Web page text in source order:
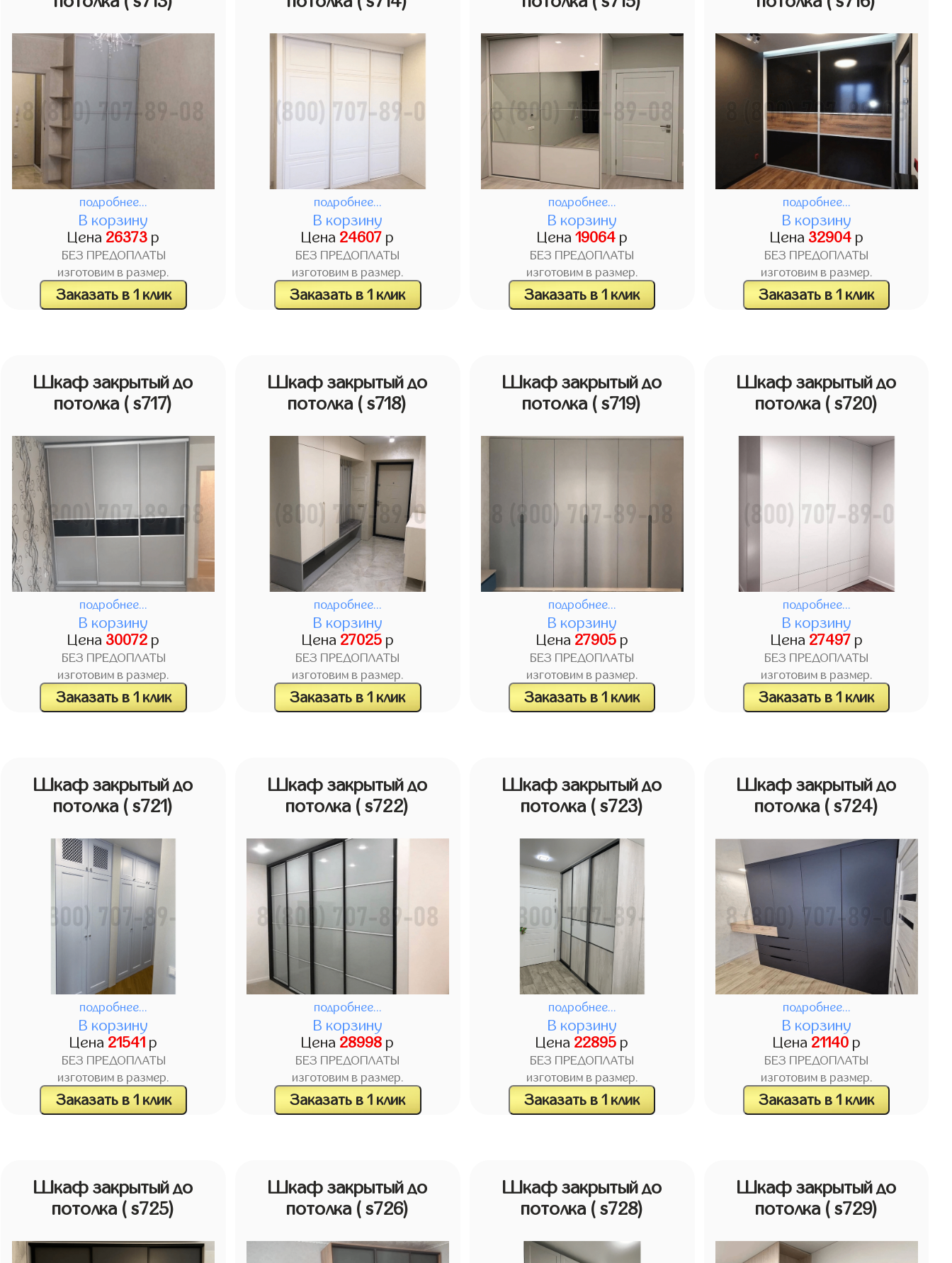
подробнее...
В корзину
Цена 26373 р
БЕЗ ПРЕДОПЛАТЫ
изготовим в размер.
Заказать в 1 клик
подробнее...
В корзину
Цена 24607 р
БЕЗ ПРЕДОПЛАТЫ
изготовим в размер.
Заказать в 1 клик
подробнее...
В корзину
Цена 19064р
БЕЗ ПРЕДОПЛАТЫ
изготовим в размер.
Заказать в 1 клик
подробнее...
В корзину
Цена 32904р
БЕЗ ПРЕДОПЛАТЫ
изготовим в размер.
Заказать в 1 клик
Шкаф закрытый до
потолка ( s717)
подробнее...
В корзину
Цена 30072 р
БЕЗ ПРЕДОПЛАТЫ
изготовим в размер.
Заказать в 1 клик
Шкаф закрытый до
потолка ( s718)
подробнее...
В корзину
Цена 27025р
БЕЗ ПРЕДОПЛАТЫ
изготовим в размер.
Заказать в 1 клик
Шкаф закрытый до
потолка ( s719)
подробнее...
В корзину
Цена 27905р
БЕЗ ПРЕДОПЛАТЫ
изготовим в размер.
Заказать в 1 клик
Шкаф закрытый до
потолка ( s720)
подробнее...
В корзину
Цена 27497р
БЕЗ ПРЕДОПЛАТЫ
изготовим в размер.
Заказать в 1 клик
Шкаф закрытый до
потолка ( s721)
подробнее...
В корзину
Цена 21541 р
БЕЗ ПРЕДОПЛАТЫ
изготовим в размер.
Заказать в 1 клик
Шкаф закрытый до
потолка ( s722)
подробнее...
В корзину
Цена 28998 р
БЕЗ ПРЕДОПЛАТЫ
изготовим в размер.
Заказать в 1 клик
Шкаф закрытый до
потолка ( s723)
подробнее...
В корзину
Цена 22895 р
БЕЗ ПРЕДОПЛАТЫ
изготовим в размер.
Заказать в 1 клик
Шкаф закрытый до
потолка ( s724)
подробнее...
В корзину
Цена 21140р
БЕЗ ПРЕДОПЛАТЫ
изготовим в размер.
Заказать в 1 клик
Шкаф закрытый до
потолка ( s725)
Шкаф закрытый до
потолка ( s726)
Шкаф закрытый до
потолка ( s728)
Шкаф закрытый до
потолка ( s729)